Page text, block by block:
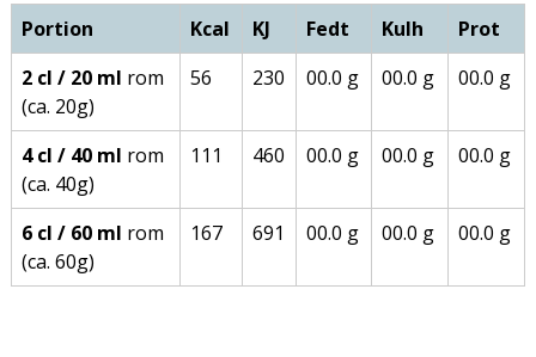
Portion Kcal KJ Fedt Kulh
Prot
2 cl / 20 ml rom
(ca. 20g)
56 230 00.0 g 00.0 g 00.0 g
4 cl / 40 ml rom
(ca. 40g)
111 460 00.0 g 00.0 g 00.0 g
6 cl / 60 ml rom
(ca. 60g)
167 691 00.0 g 00.0 g 00.0 g